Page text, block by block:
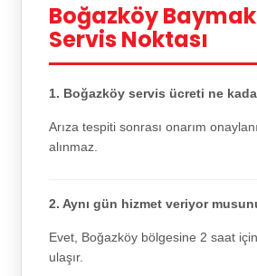
Boğazköy
Servis Noktası
1. Boğazköy servis ücreti ne
Arıza tespiti sonrası onarım
alınmaz.
2. Aynı gün hizmet veriyor
Evet, Boğazköy bölgesine 2 saat
ulaşır.